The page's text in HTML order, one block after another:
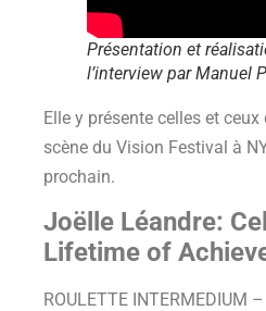
Présentation et
l’interview par Manuel
Elle y présente celles et
scène du Vision Festival à
prochain.
Joëlle Léandre​:
Lifetime of
ROULETTE INTERMEDIUM